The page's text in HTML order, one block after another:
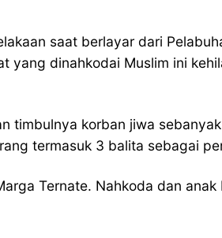
saat berlayar dari
dinahkodai Muslim ini
timbulnya korban jiwa
termasuk 3 balita sebagai
Ternate. Nahkoda dan